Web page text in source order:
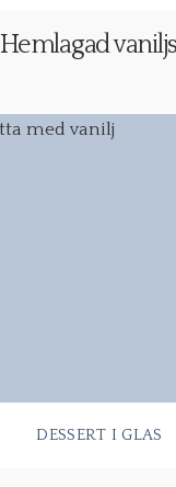
Hemlagad
DESSERT I GLAS